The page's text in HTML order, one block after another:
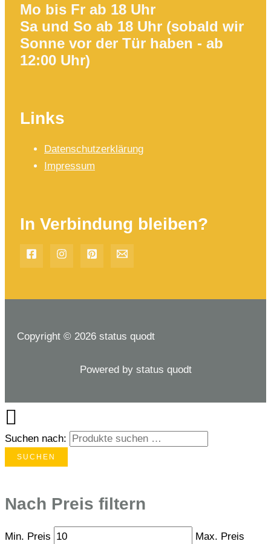
Mo bis Fr ab 18 Uhr
Sa und So ab 18 Uhr (sobald wir
Sonne vor der Tür haben - ab
12:00 Uhr)
Links
Datenschutzerklärung
Impressum
In Verbindung bleiben?
Copyright © 2026 status quodt
Powered by status quodt
Suchen nach:
SUCHEN
Nach Preis filtern
Min. Preis Max. Preis